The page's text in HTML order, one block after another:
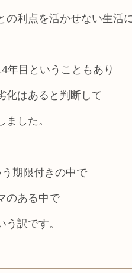
の利点を活かせない生活
年目ということもあり
化はあると判断して
した。
期限付きの中で
のある中で
う訳です。